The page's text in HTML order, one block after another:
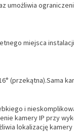
miejsca
(przekątna).Sama
i
kamery IP przy
lokalizację